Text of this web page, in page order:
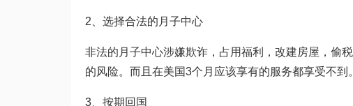
2、选择合法的月子中心
非法的月子中心涉嫌欺诈，占用福利，改建房屋，偷
的风险。而且在美国3个月应该享有的服务都享受不到。
3、按期回国